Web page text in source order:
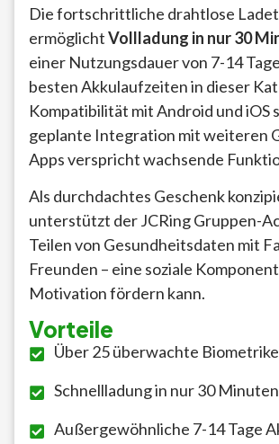
Die fortschrittliche drahtlose
ermöglichtVollladung in nur 30
einer Nutzungsdauer von 7-14
besten Akkulaufzeiten in dieser
Kompatibilität mit Android und iOS
geplante Integration mit weiteren
Apps verspricht wachsende
Als durchdachtes Geschenk
unterstützt der JCRing Gruppen-
Teilen von Gesundheitsdaten mit
Freunden – eine soziale
Motivation fördern kann.
Vorteile
Über 25 überwachte
Schnellladung in nur 30 Minuten
Außergewöhnliche 7-14 Tage